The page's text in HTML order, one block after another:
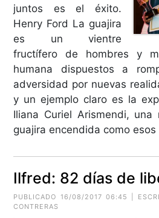
juntos es el éxito.
Henry Ford La guajira
es un vientre
fructífero de hombres y
humana dispuestos a
adversidad por nuevas
y un ejemplo claro es la
Iliana Curiel Arismendi,
guajira encendida como
Ilfred: 82 días de
PUBLICADO 16/08/2017 06:45 |
CONTRERAS